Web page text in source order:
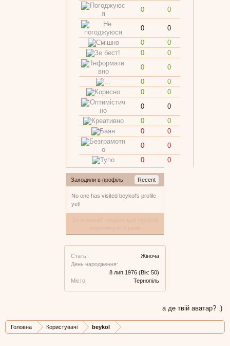
0 0
0
0
0
0
0
0
0
0
0
0
0
0
0
0
0
0
0
0
0
0
0
0
Заходили в профіль Recent
No one has visited beykol's profile
yet!
Стать:
Жіноча
День народження:
8 лип 1976 (Вік: 50)
Місто:
Тернопіль
а де твій аватар? :)
Головна Користувачі beykol